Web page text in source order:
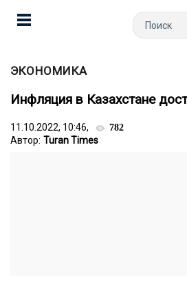
ЭКОНОМИКА
Инфляция в Казахстане
11.10.2022, 10:46, 782
Автор: Turan Times